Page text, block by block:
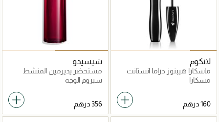
لانكوم
ماسكارا هيبنوز دراما انستانت
فوليوم، 01 إكسيسيف بلاك
مسكارا
شيسيدو
مستحضر يديرمين المنشط
100مل
سيروم الوجه